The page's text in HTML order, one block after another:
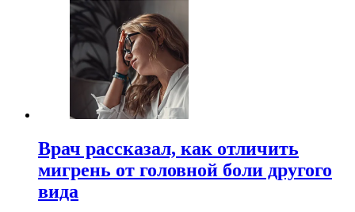
Врач рассказал, как отличить
мигрень от головной боли другого
вида